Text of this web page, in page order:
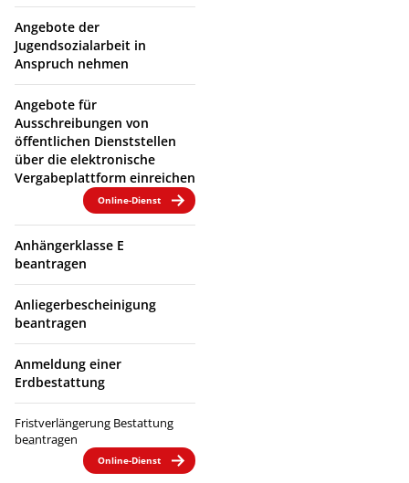
Angebote der
Jugendsozialarbeit in
Anspruch nehmen
Angebote für
Ausschreibungen von
öffentlichen Dienststellen
über die elektronische
Vergabeplattform einreichen
Online-Dienst
Anhängerklasse E
beantragen
Anliegerbescheinigung
beantragen
Anmeldung einer
Erdbestattung
Fristverlängerung Bestattung
beantragen
Online-Dienst